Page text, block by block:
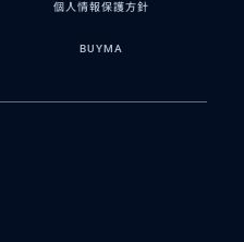
個人情報保護方針
BUYMA